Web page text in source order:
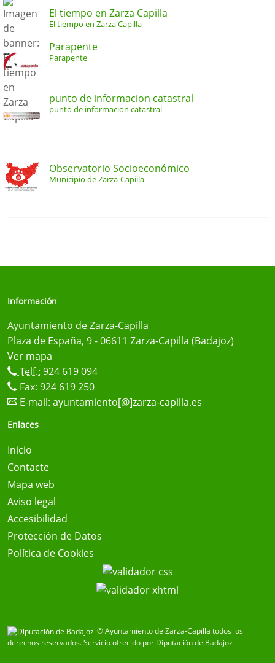
El tiempo en Zarza Capilla
El tiempo en Zarza Capilla
Parapente
Parapente
punto de informacion catastral
punto de informacion catastral
Observatorio Socioeconómico
Municipio de Zarza-Capilla
Información
Ayuntamiento de Zarza-Capilla
Plaza de España, 9 - 06611 Zarza-Capilla (Badajoz)
Ver mapa
Telf.: 924 619 094
Fax: 924 619 250
E-mail: ayuntamiento[@]zarza-capilla.es
Enlaces
Inicio
Contacte
Mapa web
Aviso legal
Accesibilidad
Protección de Datos
Política de Cookies
© Ayuntamiento de Zarza-Capilla todos los
derechos reservados.Servicio ofrecido por Diputación de Badajoz